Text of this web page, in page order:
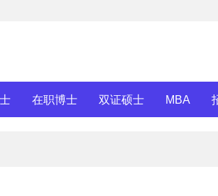
在职博士 双证硕士 MBA